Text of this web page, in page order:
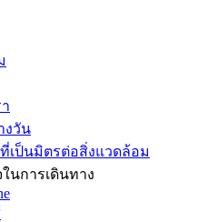
งวัน
เป็นมิตรต่อสิ่งแวดล้อม
นการเดินทาง